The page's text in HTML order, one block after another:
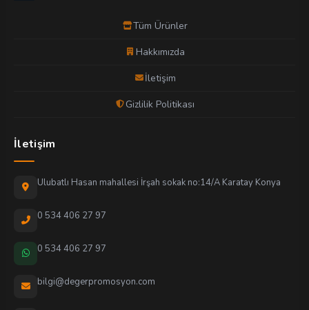
Tüm Ürünler
Hakkımızda
İletişim
Gizlilik Politikası
İletişim
Ulubatlı Hasan mahallesi İrşah sokak no:14/A Karatay Konya
0 534 406 27 97
0 534 406 27 97
bilgi@degerpromosyon.com